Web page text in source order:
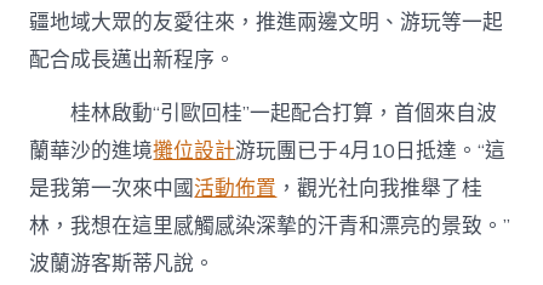
疆地域大眾的友愛往來，推進兩邊文明、游玩等一起
配合成長邁出新程序。
桂林啟動“引歐回桂”一起配合打算，首個來自波
蘭華沙的進境攤位設計游玩團已于4月10日抵達。“這
是我第一次來中國活動佈置 ，觀光社向我推舉了桂
林，我想在這里感觸感染深摯的汗青和漂亮的景致。”
波蘭游客斯蒂凡說。